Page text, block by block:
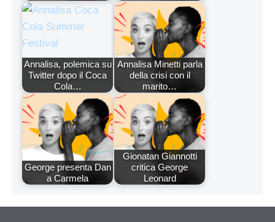
Annalisa, polemica su
Twitter dopo il Coca
Cola…
Annalisa Minetti parla
della crisi con il
marito…
George presenta Dan
a Carmela
Gionatan Giannotti
critica George
Leonard